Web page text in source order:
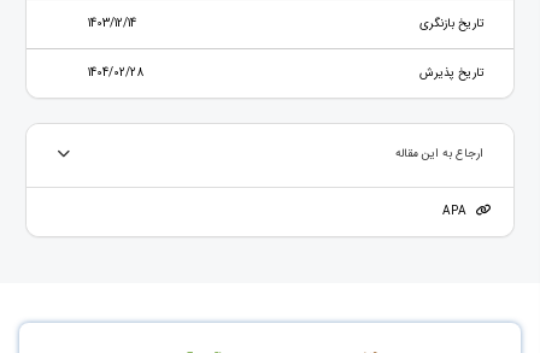
تاریخ بازنگری 1403/12/14
تاریخ پذیرش 1404/02/28
ارجاع به این مقاله
APA